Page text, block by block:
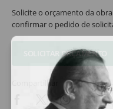
Solicite o orçamento da
confirmar o pedido de
SOLICITAR ORÇAMENTO
Compartilhar